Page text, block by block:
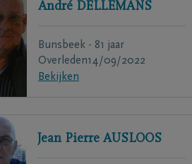
André DELLEMANS
Bunsbeek - 81 jaar
Overleden14/09/2022
Bekijken
Jean Pierre AUSLOOS